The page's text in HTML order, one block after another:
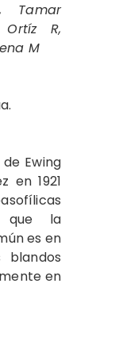
Tamar
R,
M
Ewing
en 1921
que la
es en
blandos
en